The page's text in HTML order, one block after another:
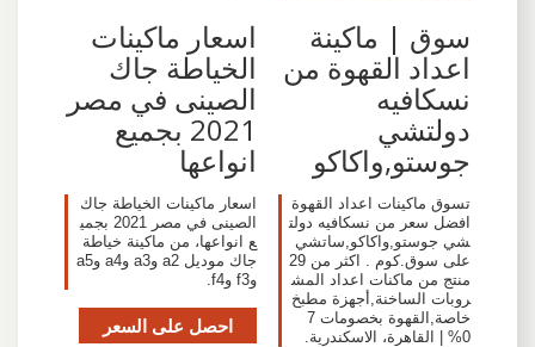
سوق | ماكينة
اعداد القهوة من
نسكافيه
دولتشي
جوستو,واكاكو
تسوق ماكينات اعداد القهوة
افضل سعر من نسكافيه دولت
شي جوستو,واكاكو,ساتشي
على سوق.كوم . اكثر من 29
منتج من ماكنات اعداد المش
روبات الساخنة,أجهزة مطبخ
خاصة,القهوة بخصومات 7
0% | القاهرة، الاسكندرية.
اسعار ماكينات
الخياطة جاك
الصينى في مصر
2021 بجميع
انواعها
اسعار ماكينات الخياطة جاك
الصينى في مصر 2021 بجمي
ع انواعها، من ماكينة خياطة
جاك موديل a2 وa3 وa4 وa5
وf3 وf4.
احصل على السعر